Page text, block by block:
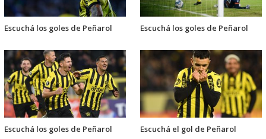
Escuchá los goles de Peñarol Escuchá los goles de Peñarol
Escuchá los goles de Peñarol Escuchá el gol de Peñarol